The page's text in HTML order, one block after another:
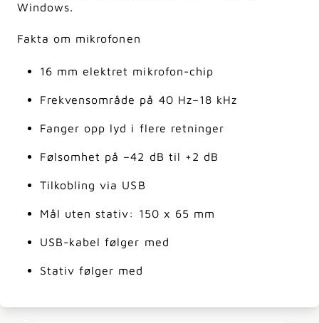
Windows.
Fakta om mikrofonen
16 mm elektret mikrofon-chip
Frekvensområde på 40 Hz–18 kHz
Fanger opp lyd i flere retninger
Følsomhet på –42 dB til +2 dB
Tilkobling via USB
Mål uten stativ: 150 x 65 mm
USB-kabel følger med
Stativ følger med